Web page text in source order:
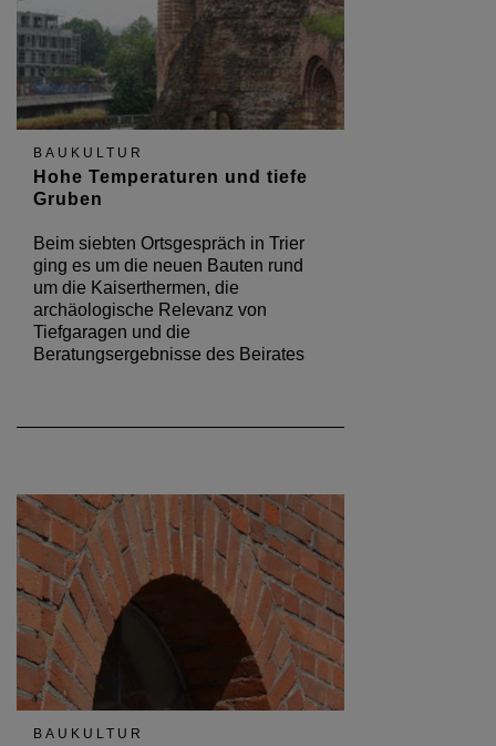
BAUKULTUR
Hohe Temperaturen und tiefe
Gruben
Beim siebten Ortsgespräch in Trier
ging es um die neuen Bauten rund
um die Kaiserthermen, die
archäologische Relevanz von
Tiefgaragen und die
Beratungsergebnisse des Beirates
BAUKULTUR